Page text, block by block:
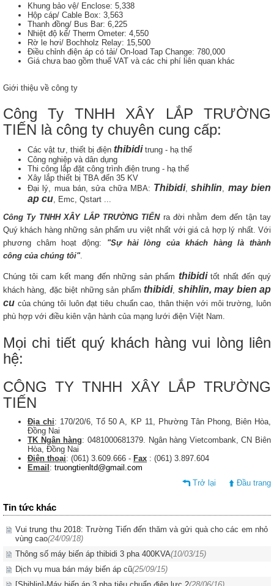
Khung bảo vệ/ Enclose: 5,338
Hộp cáp/ Cable Box: 3,563
Thanh đồng/ Bus Bar: 6,225
Nhiệt độ kế/ Therm Ometer: 4,550
Rờ le hơi/ Bochholz Relay: 15,500
Điều chỉnh điện áp có tải/ On-load Tap Change: 780,000
Giá chưa bao gồm thuế VAT và các chi phí liên quan khác
Giới thiệu về công ty
Công Ty TNHH XÂY LẮP TRƯỜNG
TIẾN là công ty chuyên cung cấp:
Các vật tư, thiết bị điện thibidi trung - hạ thế
Công nghiệp và dân dụng
Thi công lắp đặt công trình điện trung - hạ thế
Xây lắp thiết bị TBA đến 35 KV
Đại lý, mua bán, sửa chữa MBA: Thibidi ,shihlin
may bien
ap cu , Emc, Qstart ...
Công Ty TNHH XÂY LẮP TRƯỜNG TIẾNra đời nhằm đem đến tận tay
Quý khách hàng những sản phẩm ưu việt nhất với giá cả hợp lý nhất. Với
phương châm hoạt động: "Sự hài lòng của khách hàng là thành
công của chúng tôi".
Chúng tôi cam kết mang đến những sản phẩm thibiditốt nhất đến quý
khách hàng, đặc biệt những sản phẩmthibidi shihlin, may bien ap
cu của chúng tôi luôn đạt tiêu chuẩn cao, thân thiện với môi trường, luôn
phù hợp với điều kiên vận hành của mạng lưới điện Việt Nam.
Mọi chi tiết quý khách hàng vui lòng liên
hệ:
CÔNG TY TNHH XÂY LẮP TRƯỜNG
TIẾN
Địa chỉ: 170/20/6, Tổ 50 A, KP 11, Phường Tân Phong, Biên Hòa,
Đồng Nai
TK Ngân hàng: 0481000681379. Ngân hàng Vietcombank, CN Biên
Hòa, Đồng Nai
Điện thoại: (061) 3.609.666 - Fax : (061) 3.897.604
Email : truongtienltd@gmail.com
Trở lại
Đầu trang
Tin tức khác
Vui trung thu 2018: Trường Tiến đến thăm và gửi quà cho các em nhỏ
vùng cao(24/09/18)
Thông số máy biến áp thibidi 3 pha 400KVA(10/03/15)
Dịch vụ mua bán máy biến áp cũ(25/09/15)